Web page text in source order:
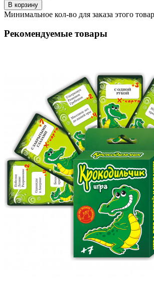
В корзину
Минимальное кол-во для заказа этого
Рекомендуемые товары